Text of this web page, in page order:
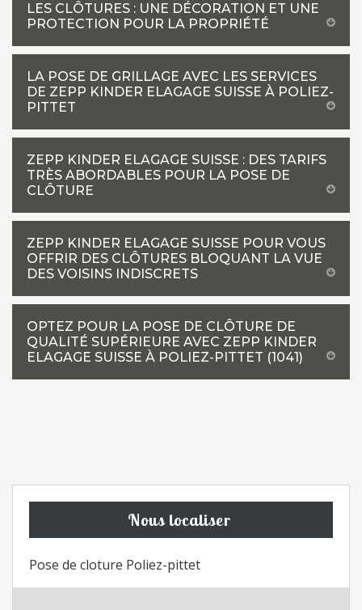
LES CLÔTURES : UNE DÉCORATION ET UNE
PROTECTION POUR LA PROPRIÉTÉ
LA POSE DE GRILLAGE AVEC LES SERVICES
DE ZEPP KINDER ELAGAGE SUISSE À POLIEZ-
PITTET
ZEPP KINDER ELAGAGE SUISSE : DES TARIFS
TRÈS ABORDABLES POUR LA POSE DE
CLÔTURE
ZEPP KINDER ELAGAGE SUISSE POUR VOUS
OFFRIR DES CLÔTURES BLOQUANT LA VUE
DES VOISINS INDISCRETS
OPTEZ POUR LA POSE DE CLÔTURE DE
QUALITÉ SUPÉRIEURE AVEC ZEPP KINDER
ELAGAGE SUISSE À POLIEZ-PITTET (1041)
Nous localiser
Pose de cloture Poliez-pittet